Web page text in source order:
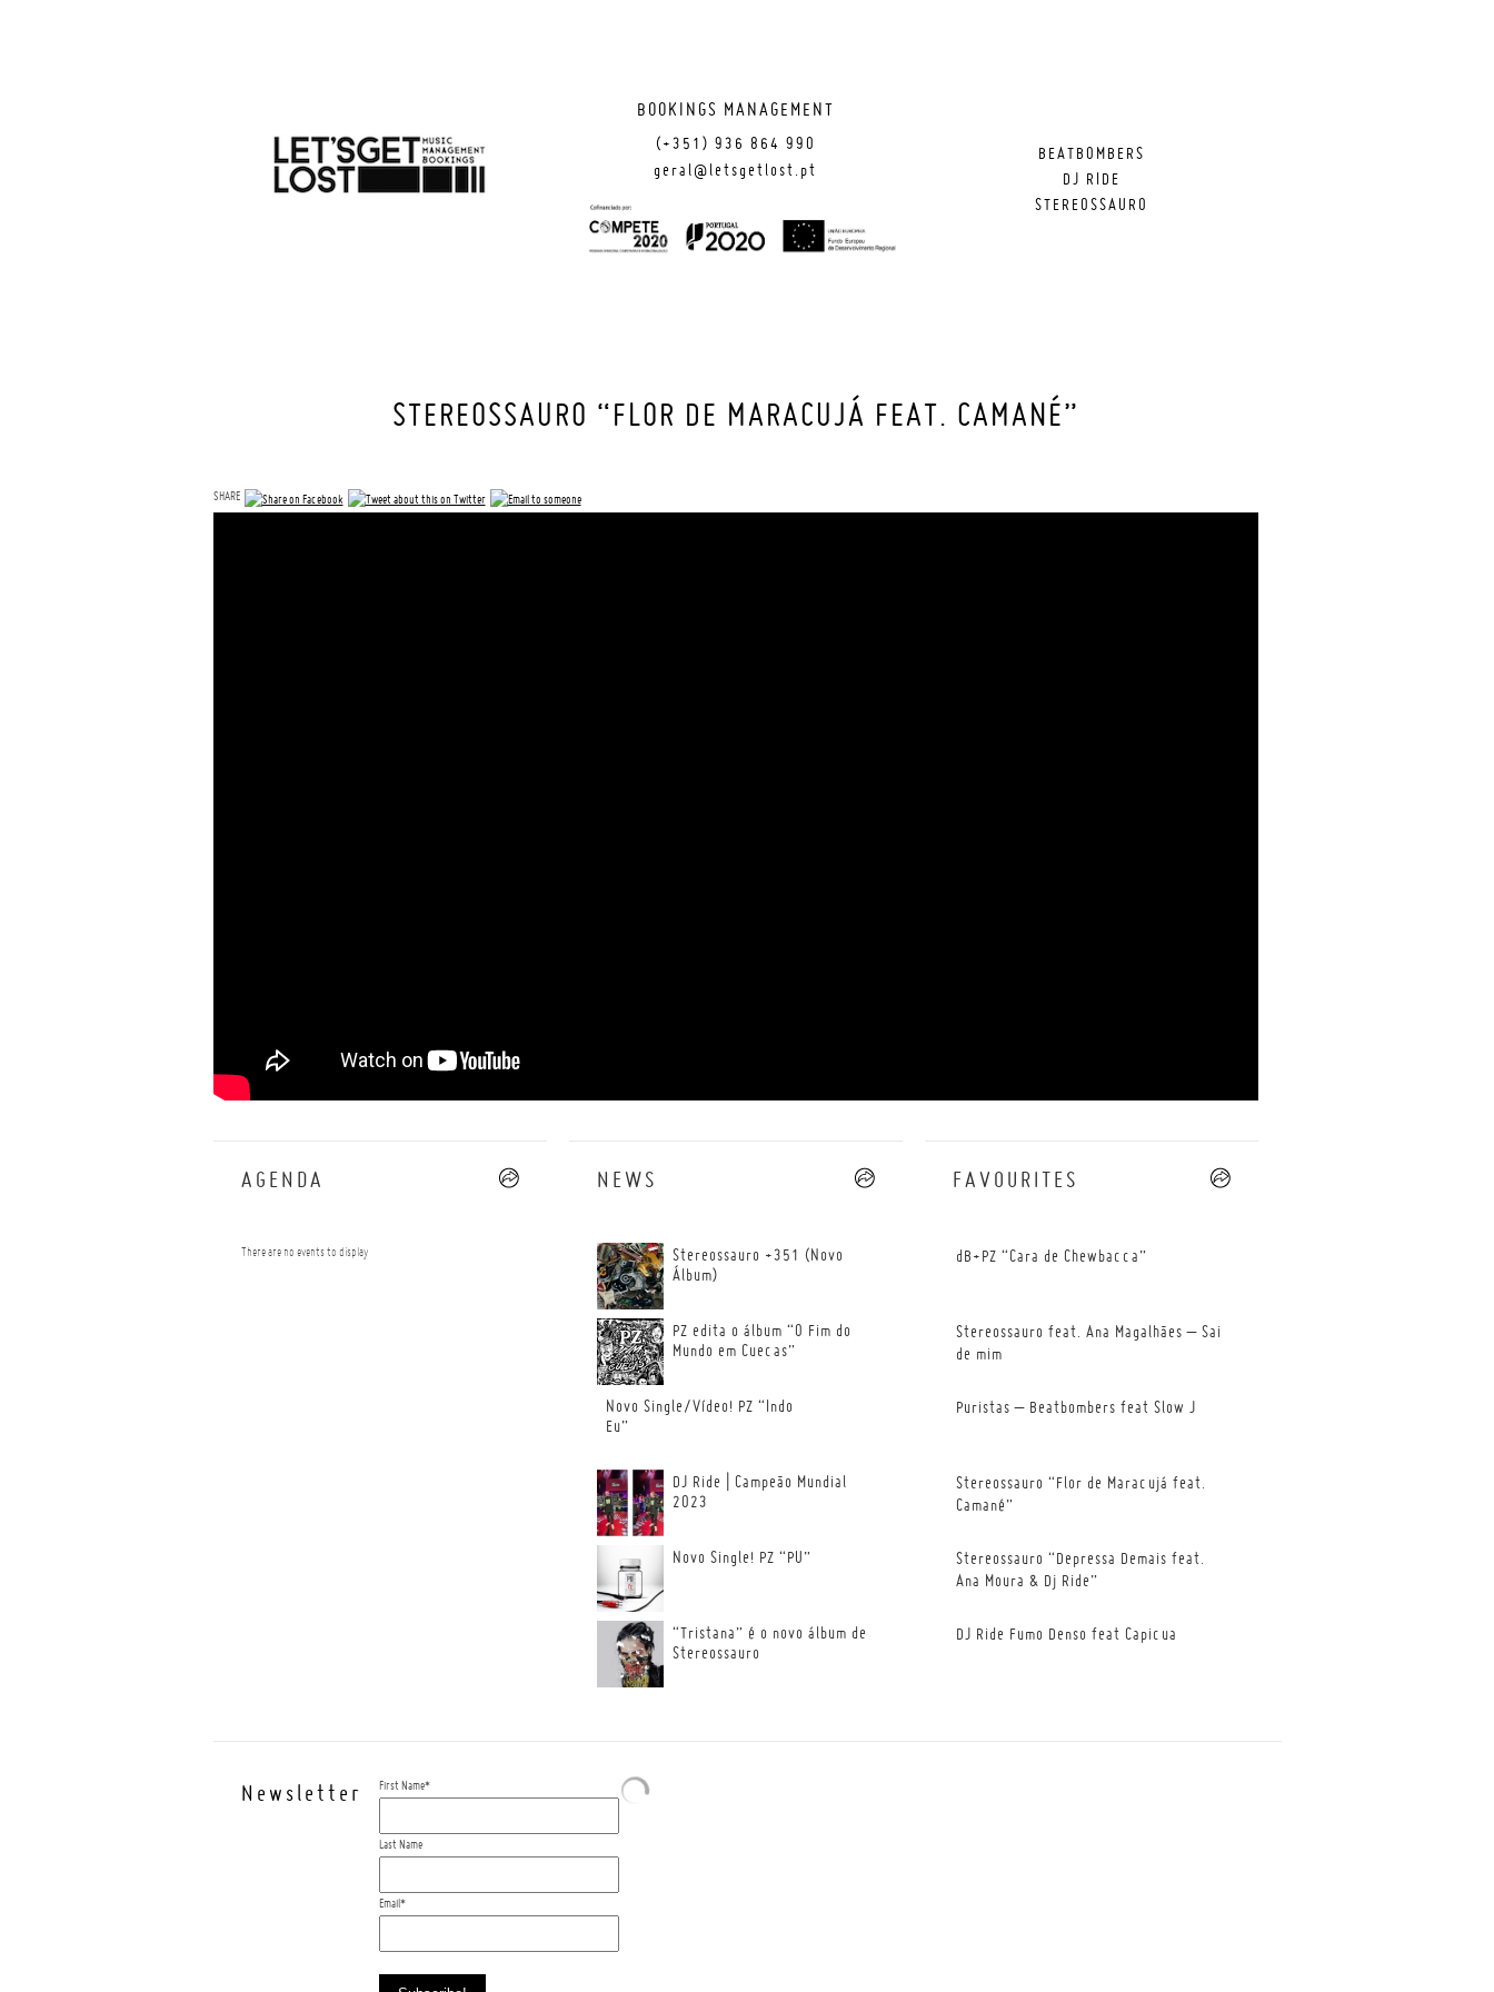
BOOKINGS MANAGEMENT
(+351) 936 864 990
geral@letsgetlost.pt
BEATBOMBERS
DJ RIDE
STEREOSSAURO
STEREOSSAURO “FLOR DE MARACUJÁ FEAT. CAMANÉ”
SHARE
AGENDA
There are no events to display
NEWS
Stereossauro +351 (Novo
Álbum)
PZ edita o álbum “O Fim do
Mundo em Cuecas”
Novo Single/Vídeo! PZ “Indo
Eu”
DJ Ride | Campeão Mundial
2023
Novo Single! PZ “PU”
“Tristana” é o novo álbum de
Stereossauro
FAVOURITES
dB+PZ “Cara de Chewbacca”
Stereossauro feat. Ana Magalhães – Sai
de mim
Puristas – Beatbombers feat Slow J
Stereossauro “Flor de Maracujá feat.
Camané”
Stereossauro “Depressa Demais feat.
Ana Moura & Dj Ride”
DJ Ride Fumo Denso feat Capicua
Newsletter First Name*
Last Name
Email*